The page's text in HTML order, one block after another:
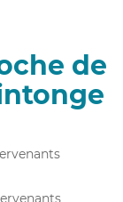
de